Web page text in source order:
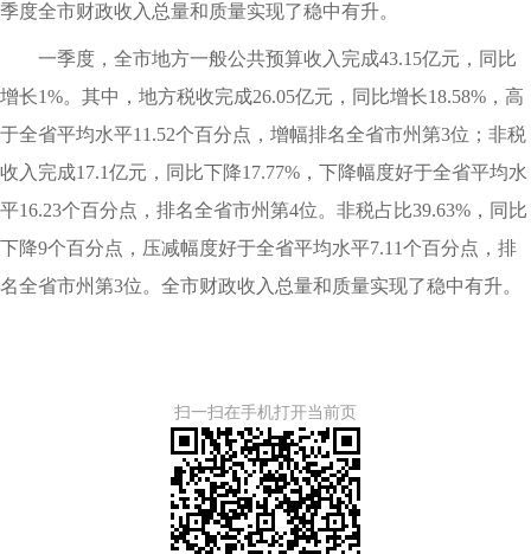
季度全市财政收入总量和质量实现了稳中有升。
一季度，全市地方一般公共预算收入完成43.15亿元，同比
增长1%。其中，地方税收完成26.05亿元，同比增长18.58%，高
于全省平均水平11.52个百分点，增幅排名全省市州第3位；非税
收入完成17.1亿元，同比下降17.77%，下降幅度好于全省平均水
平16.23个百分点，排名全省市州第4位。非税占比39.63%，同比
下降9个百分点，压减幅度好于全省平均水平7.11个百分点，排
名全省市州第3位。全市财政收入总量和质量实现了稳中有升。
扫一扫在手机打开当前页